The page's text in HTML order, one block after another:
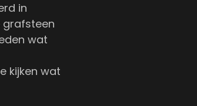
in
grafsteen
wat
kijken wat